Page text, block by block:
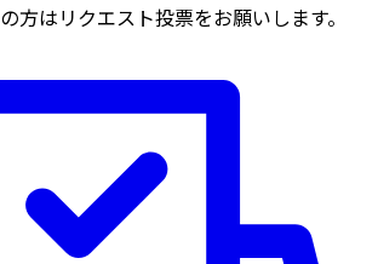
方はリクエスト投票をお願いします。